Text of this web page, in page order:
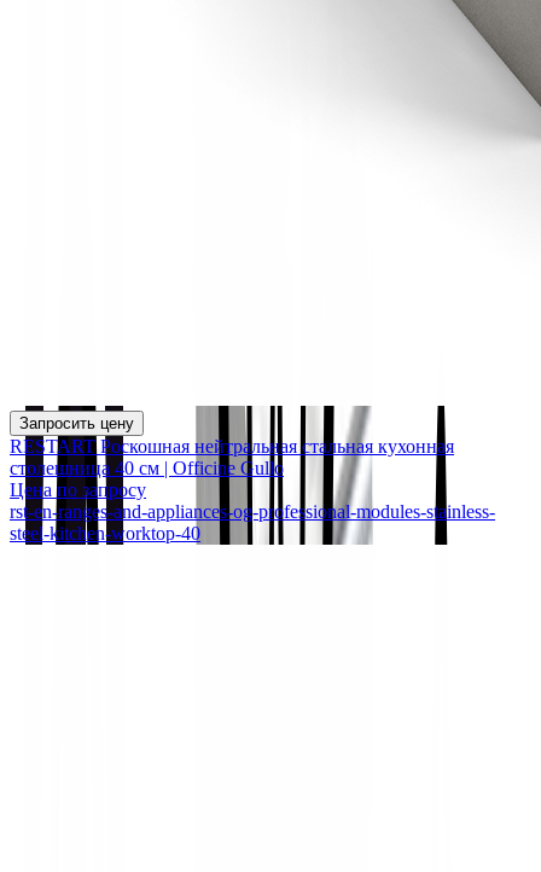
Запросить цену
RESTART Роскошная нейтральная стальная кухонная
столешница 40 см | Officine Gullo
Цена по запросу
rst-en-ranges-and-appliances-og-professional-modules-stainless-
steel-kitchen-worktop-40